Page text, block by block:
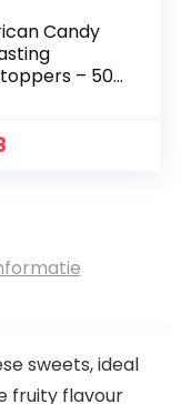
Candy
– 50,1
sweets, ideal
fruity flavour